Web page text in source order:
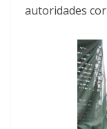
autoridades